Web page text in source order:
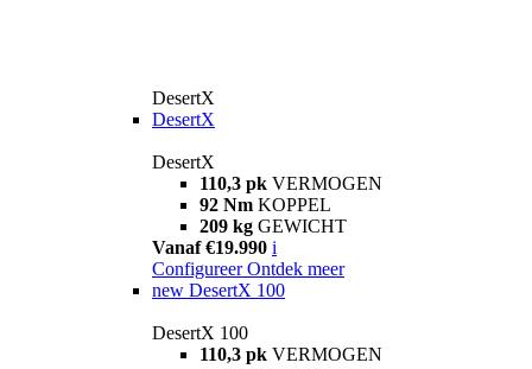
DesertX
DesertX
DesertX
110,3 pk VERMOGEN
92 Nm KOPPEL
209 kg GEWICHT
Vanaf €19.990 i
Configureer Ontdek meer
new DesertX 100
DesertX 100
110,3 pk VERMOGEN